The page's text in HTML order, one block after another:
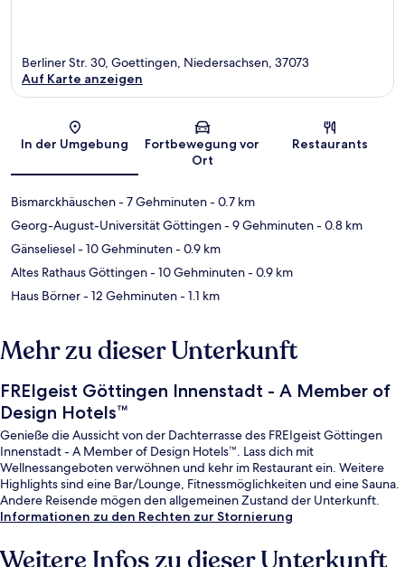
Karte
Berliner Str. 30, Goettingen, Niedersachsen, 37073
Auf Karte anzeigen
In der Umgebung
Fortbewegung vor
Ort
Restaurants
Bismarckhäuschen- 7 Gehminuten- 0.7 km
Georg-August-Universität Göttingen- 9 Gehminuten- 0.8 km
Gänseliesel- 10 Gehminuten- 0.9 km
Altes Rathaus Göttingen- 10 Gehminuten- 0.9 km
Haus Börner- 12 Gehminuten- 1.1 km
Mehr zu dieser Unterkunft
FREIgeist Göttingen Innenstadt - A Member of
Design Hotels™
Genieße die Aussicht von der Dachterrasse des FREIgeist Göttingen
Innenstadt - A Member of Design Hotels™. Lass dich mit
Wellnessangeboten verwöhnen und kehr im Restaurant ein. Weitere
Highlights sind eine Bar/Lounge, Fitnessmöglichkeiten und eine Sauna.
Andere Reisende mögen den allgemeinen Zustand der Unterkunft.
Informationen zu den Rechten zur Stornierung